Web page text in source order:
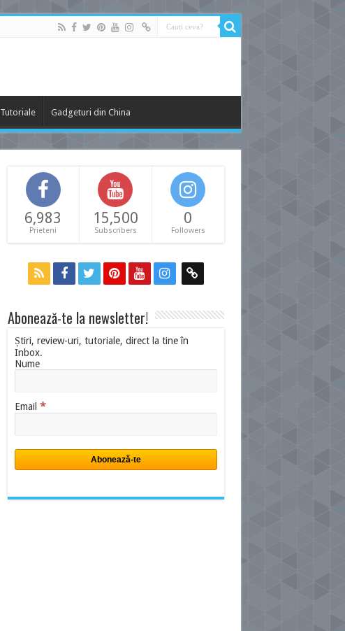
Tutoriale Gadgeturi din China
6,983
Prieteni
15,500
Subscribers
0
Followers
Abonează-te la newsletter!
Știri, review-uri, tutoriale, direct la tine în
Inbox.
Nume
Email *